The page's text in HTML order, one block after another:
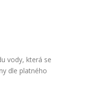
vody, která se
dle platného